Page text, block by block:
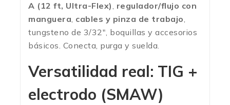
A (12 ft, Ultra-Flex), regulador/flujo con
manguera, cables y pinza de trabajo,
tungsteno de 3/32″, boquillas y accesorios
básicos. Conecta, purga y suelda.
Versatilidad real: TIG +
electrodo (SMAW)